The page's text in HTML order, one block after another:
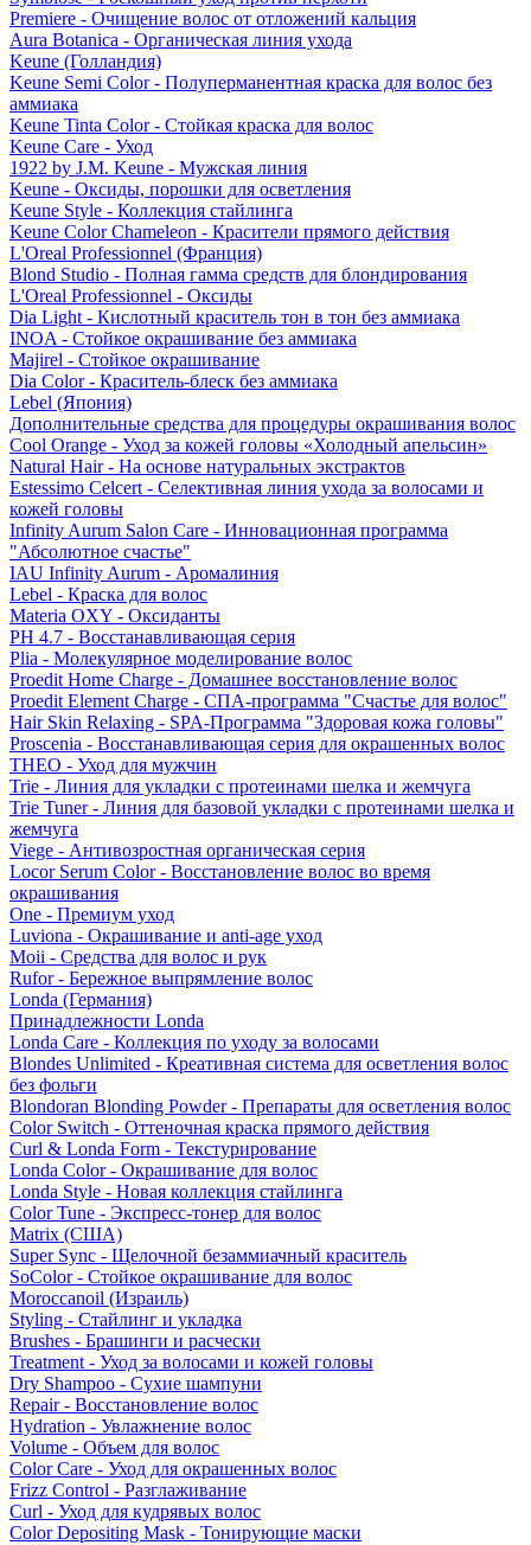
Premiere - Очищение волос от отложений кальция
Aura Botanica - Органическая линия ухода
Keune (Голландия)
Keune Semi Color - Полуперманентная краска для волос без
аммиака
Keune Tinta Color - Стойкая краска для волос
Keune Care - Уход
1922 by J.M. Keune - Мужская линия
Keune - Оксиды, порошки для осветления
Keune Style - Коллекция стайлинга
Keune Color Chameleon - Красители прямого действия
L'Oreal Professionnel (Франция)
Blond Studio - Полная гамма средств для блондирования
L'Oreal Professionnel - Оксиды
Dia Light - Кислотный краситель тон в тон без аммиака
INOA - Стойкое окрашивание без аммиака
Majirel - Стойкое окрашивание
Dia Color - Краситель-блеск без аммиака
Lebel (Япония)
Дополнительные средства для процедуры окрашивания волос
Cool Orange - Уход за кожей головы «Холодный апельсин»
Natural Hair - На основе натуральных экстрактов
Estessimo Celcert - Селективная линия ухода за волосами и
кожей головы
Infinity Aurum Salon Care - Инновационная программа
"Абсолютное счастье"
IAU Infinity Aurum - Аромалиния
Lebel - Краска для волос
Materia OXY - Оксиданты
PH 4.7 - Восстанавливающая серия
Plia - Молекулярное моделирование волос
Proedit Home Charge - Домашнее восстановление волос
Proedit Element Charge - СПА-программа "Счастье для волос"
Hair Skin Relaxing - SPA-Программа "Здоровая кожа головы"
Proscenia - Восстанавливающая серия для окрашенных волос
THEO - Уход для мужчин
Trie - Линия для укладки с протеинами шелка и жемчуга
Trie Tuner - Линия для базовой укладки с протеинами шелка и
жемчуга
Viege - Антивозростная органическая серия
Locor Serum Color - Восстановление волос во время
окрашивания
One - Премиум уход
Luviona - Окрашивание и anti-age уход
Moii - Средства для волос и рук
Rufor - Бережное выпрямление волос
Londa (Германия)
Принадлежности Londa
Londa Care - Коллекция по уходу за волосами
Blondes Unlimited - Креативная система для осветления волос
без фольги
Blondoran Blonding Powder - Препараты для осветления волос
Color Switch - Оттеночная краска прямого действия
Curl & Londa Form - Текстурирование
Londa Color - Окрашивание для волос
Londa Style - Новая коллекция стайлинга
Color Tune - Экспресс-тонер для волос
Matrix (США)
Super Sync - Щелочной безаммиачный краситель
SoColor - Стойкое окрашивание для волос
Moroccanoil (Израиль)
Styling - Стайлинг и укладка
Brushes - Брашинги и расчески
Treatment - Уход за волосами и кожей головы
Dry Shampoo - Сухие шампуни
Repair - Восстановление волос
Hydration - Увлажнение волос
Volume - Объем для волос
Color Care - Уход для окрашенных волос
Frizz Control - Разглаживание
Curl - Уход для кудрявых волос
Color Depositing Mask - Тонирующие маски